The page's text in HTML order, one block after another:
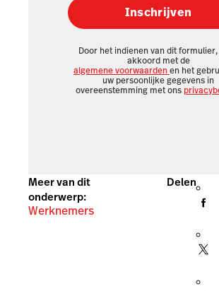
Inschrijven
Door het indienen van dit formulier,
akkoord met de
algemene voorwaardenen het
uw persoonlijke gegevens in
overeenstemming met ons
Meer van dit
onderwerp:
Werknemers
Delen